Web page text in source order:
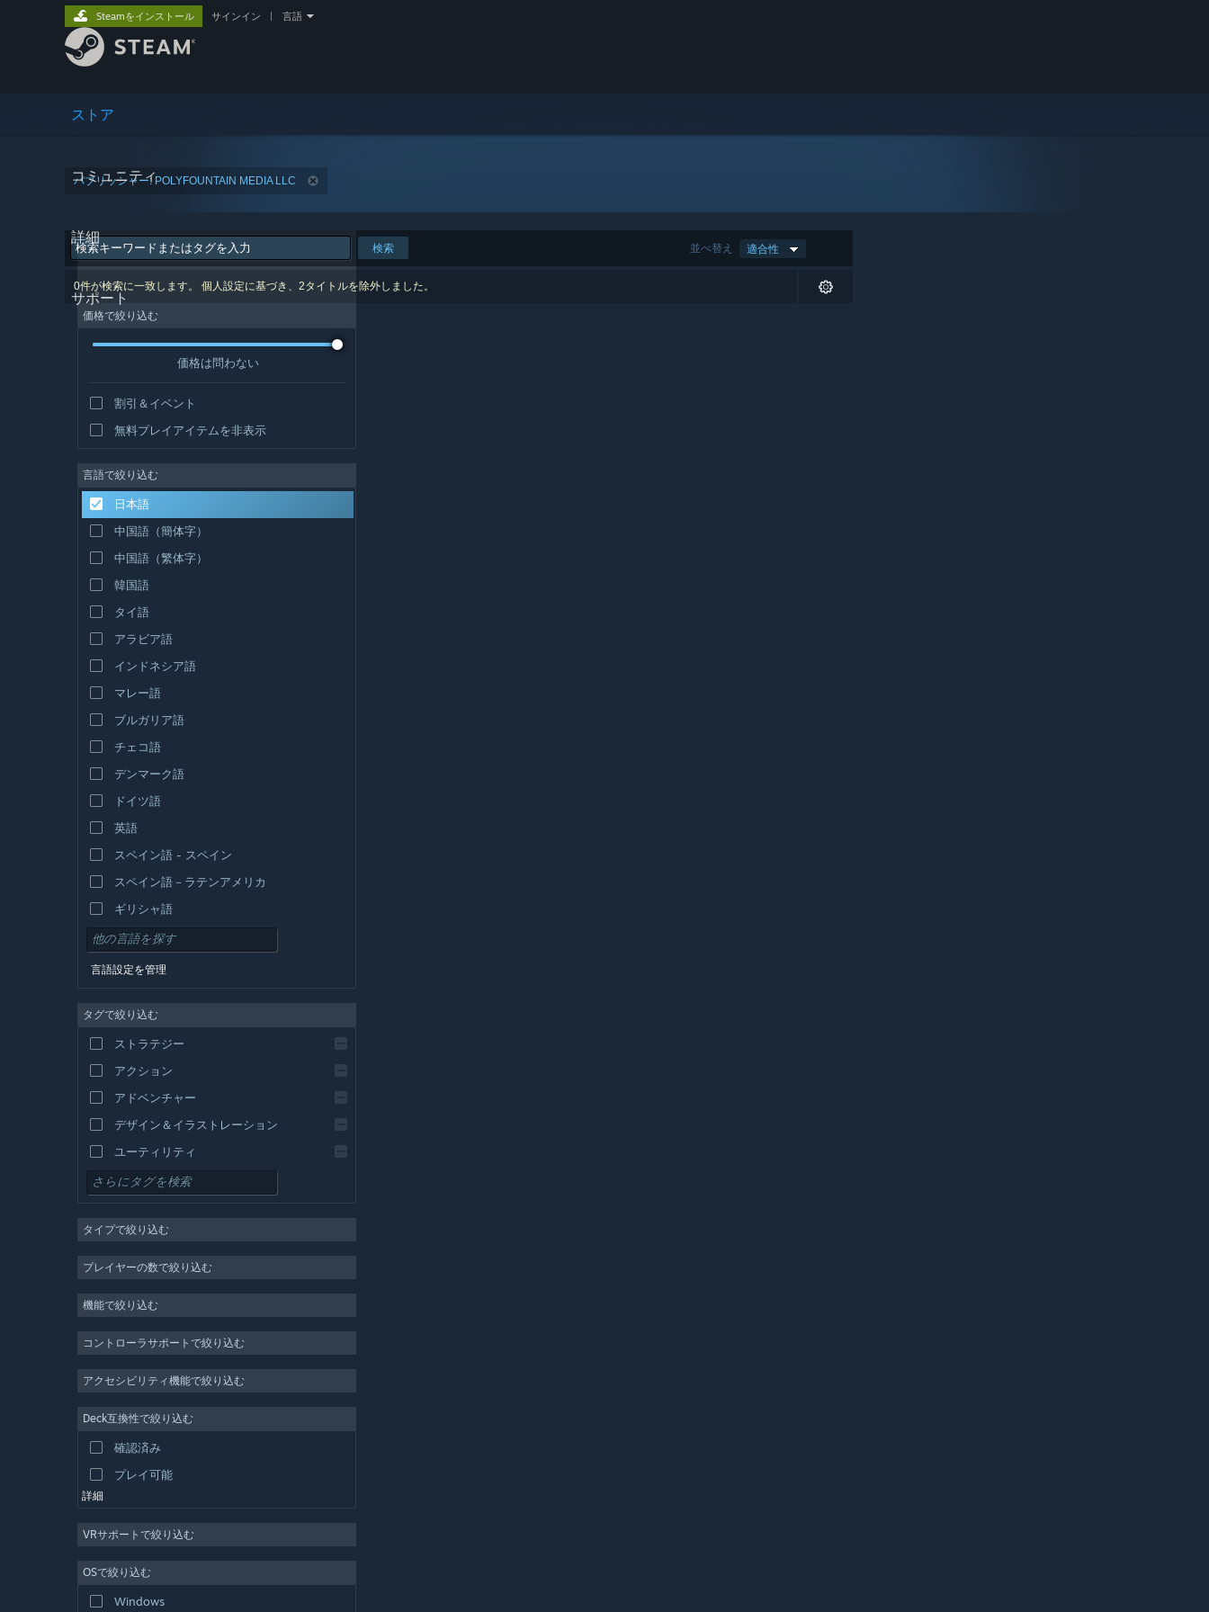
ストア
コミュニティ
詳細
サポート
Steamをインストール サインイン 言語
パブリッシャー: POLYFOUNTAIN MEDIA LLC
並べ替え 適合性
検索
0件が検索に一致します。 個人設定に基づき、2タイトルを除外しました。
価格で絞り込む
価格は問わない
割引＆イベント
無料プレイアイテムを非表示
言語で絞り込む
日本語
中国語（簡体字）
中国語（繁体字）
韓国語
タイ語
アラビア語
インドネシア語
マレー語
ブルガリア語
チェコ語
デンマーク語
ドイツ語
英語
スペイン語 - スペイン
スペイン語－ラテンアメリカ
ギリシャ語
言語設定を管理
タグで絞り込む
ストラテジー
アクション
アドベンチャー
デザイン＆イラストレーション
ユーティリティ
無料プレイ
MMO
インディー
カジュアル
シミュレーション
動画制作
写真編集
タイプで絞り込む
プレイヤーの数で絞り込む
機能で絞り込む
コントローラサポートで絞り込む
アクセシビリティ機能で絞り込む
Deck互換性で絞り込む
確認済み
プレイ可能
詳細
VRサポートで絞り込む
OSで絞り込む
Windows